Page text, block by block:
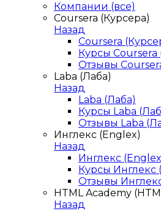
Компании (все)
Coursera (Курсера)
Назад
Coursera
Курсы Coursera
Отзывы
Laba (Лаба)
Назад
Laba (Лаба)
Курсы Laba
Отзывы Laba
Инглекс (Englex)
Назад
Инглекс
Курсы Инглекс
Отзывы
HTML Academy
Назад